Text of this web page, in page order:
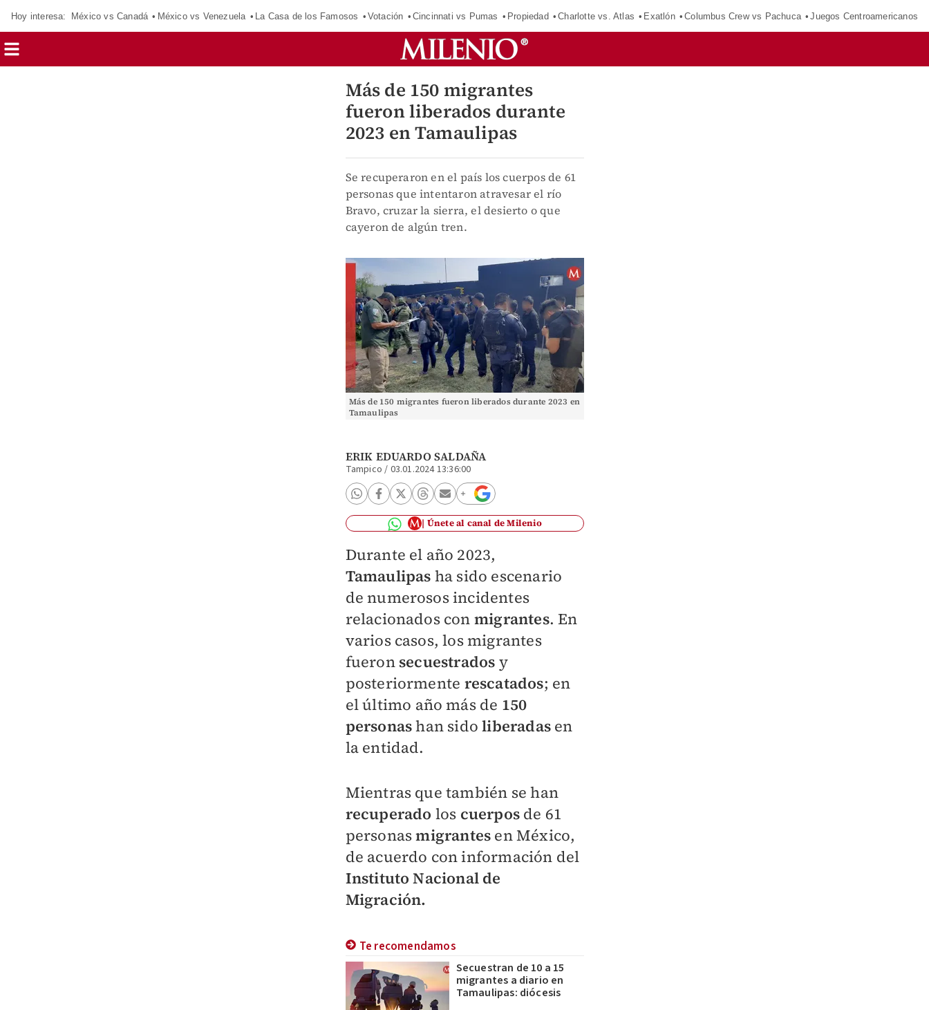
Hoy interesa: México vs Canadá México vs Venezuela La Casa de los Famosos Votación Cincinnati vs Pumas Propiedad Charlotte vs. Atlas Exatlón Columbus Crew vs Pachuca Juegos Centroamericanos
Más de 150 migrantes
fueron liberados durante
2023 en Tamaulipas
Se recuperaron en el país los cuerpos de 61
personas que intentaron atravesar el río
Bravo, cruzar la sierra, el desierto o que
cayeron de algún tren.
Más de 150 migrantes fueron liberados durante 2023 en
Tamaulipas
ERIK EDUARDO SALDAÑA
Tampico / 03.01.2024 13:36:00
Únete al canal de Milenio
Durante el año 2023,
Tamaulipas ha sido escenario
de numerosos incidentes
relacionados con migrantes. En
varios casos, los migrantes
fueron secuestrados y
posteriormente rescatados; en
el último año más de 150
personashan sidoliberadasen
la entidad.
Mientras que también se han
recuperado los cuerposde 61
personasmigrantes en México,
de acuerdo con información del
Instituto Nacional de
Migración.
Te recomendamos
Secuestran de 10 a 15
migrantes a diario en
Tamaulipas: diócesis